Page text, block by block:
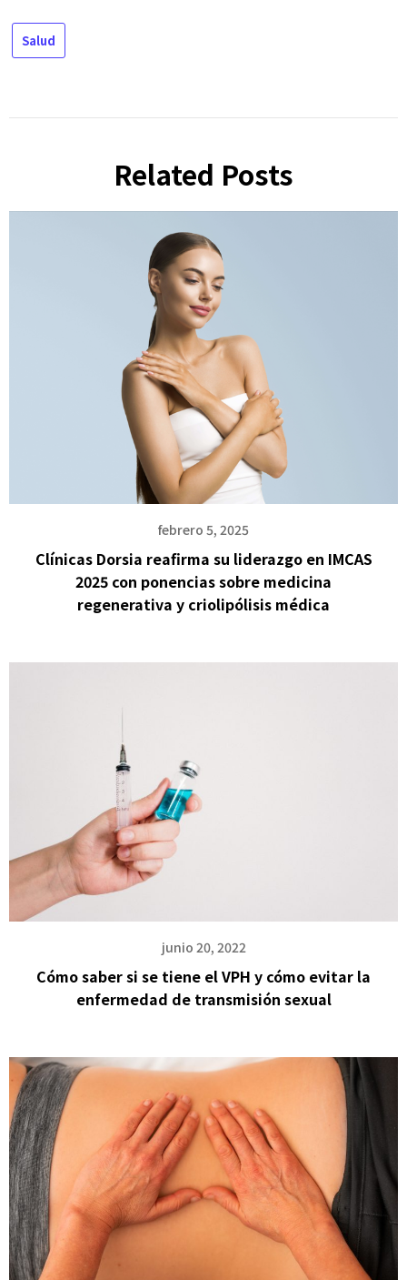
Salud
Related Posts
febrero 5, 2025
Clínicas Dorsia reafirma su liderazgo en IMCAS
2025 con ponencias sobre medicina
regenerativa y criolipólisis médica
junio 20, 2022
Cómo saber si se tiene el VPH y cómo evitar la
enfermedad de transmisión sexual